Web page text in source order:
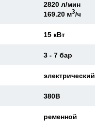
2820 л/мин
169.20 м3/ч
15 кВт
3 - 7 бар
электрический
380В
ременной